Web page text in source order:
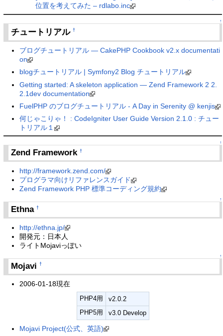
位置を考えてみた – rdlabo.inc
↑
チュートリアル†
ブログチュートリアル — CakePHP Cookbook v2.x documentati
on
blogチュートリアル | Symfony2 Blog チュートリアル
Getting started: A skeleton application — Zend Framework 2 2.
2.1dev documentation
FuelPHP のブログチュートリアル - A Day in Serenity @ kenjis
何じゃこりゃ！ : CodeIgniter User Guide Version 2.1.0 : チュー
トリアル１
↑
Zend Framework†
http://framework.zend.com/
プログラマ向けリファレンスガイド
Zend Framework PHP 標準コーディング規約
↑
Ethna†
http://ethna.jp/
開発元：日本人
ライトMojaviっぽい
↑
Mojavi†
2006-01-18現在
PHP4用
v2.0.2
PHP5用
v3.0 Develop
Mojavi Project(公式、英語)